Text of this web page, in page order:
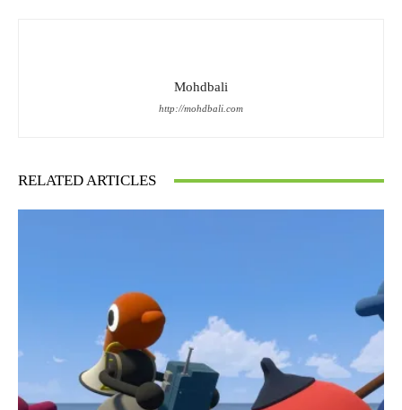
Mohdbali
http://mohdbali.com
RELATED ARTICLES